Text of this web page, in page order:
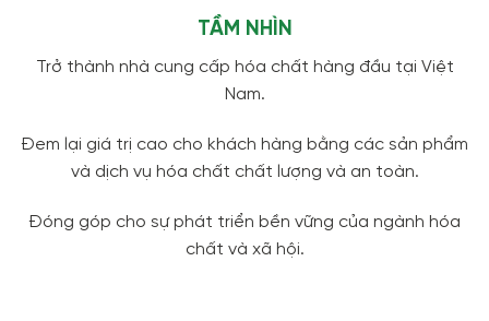
TẦM NHÌN
Trở thành nhà cung cấp hóa chất hàng đầu tại Việt
Nam.
Đem lại giá trị cao cho khách hàng bằng các sản phẩm
và dịch vụ hóa chất chất lượng và an toàn.
Đóng góp cho sự phát triển bền vững của ngành hóa
chất và xã hội.